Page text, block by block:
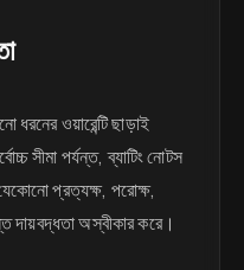
ওয়ারেন্টি ছাড়াই
সীমা পর্যন্ত, ব্যাটিং নোটস
প্রত্যক্ষ, পরোক্ষ,
দায়বদ্ধতা অস্বীকার করে।